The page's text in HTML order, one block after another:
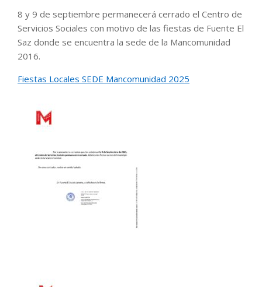
8 y 9 de septiembre permanecerá cerrado el Centro de
Servicios Sociales con motivo de las fiestas de Fuente El
Saz donde se encuentra la sede de la Mancomunidad
2016.
Fiestas Locales SEDE Mancomunidad 2025